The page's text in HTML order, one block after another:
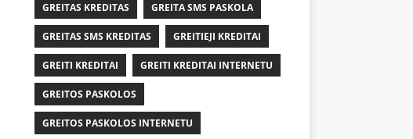
GREITAS KREDITAS GREITA SMS PASKOLA
GREITAS SMS KREDITAS GREITIEJI KREDITAI
GREITI KREDITAI GREITI KREDITAI INTERNETU
GREITOS PASKOLOS
GREITOS PASKOLOS INTERNETU